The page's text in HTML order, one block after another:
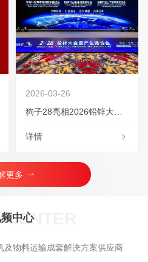
2026-03-26
狗子28亮相2026铅锌大会：以“智”...
详情
更多
CENTER
中心
及物料运输成套解决方案供应商